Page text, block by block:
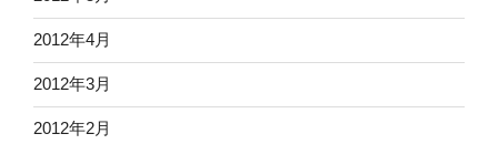
2012年4月
2012年3月
2012年2月